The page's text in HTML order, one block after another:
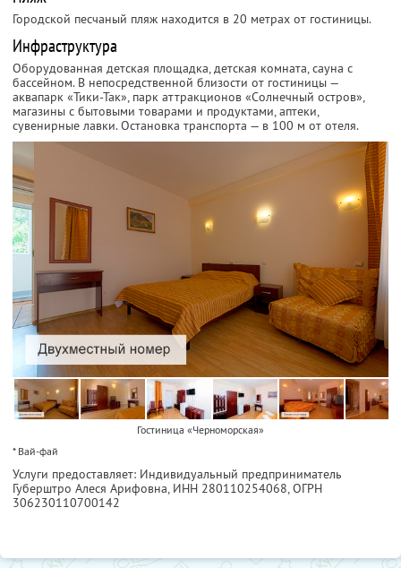
Городской песчаный пляж находится в 20 метрах от гостиницы.
Инфраструктура
Оборудованная детская площадка, детская комната, сауна с
бассейном. В непосредственной близости от гостиницы —
аквапарк «Тики-Так», парк аттракционов «Солнечный остров»,
магазины с бытовыми товарами и продуктами, аптеки,
сувенирные лавки. Остановка транспорта — в 100 м от отеля.
Гостиница «Черноморская»
* Вай-фай
Услуги предоставляет: Индивидуальный предприниматель
Губерштро Алеся Арифовна, ИНН 280110254068, ОГРН
306230110700142